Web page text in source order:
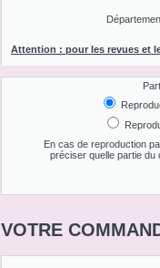
Attention : pour les revues et
En cas de reproduction
préciser quelle partie du
VOTRE